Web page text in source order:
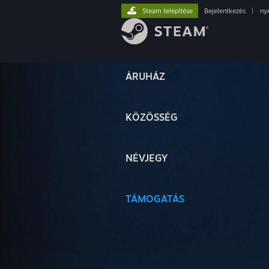
ÁRUHÁZ
KÖZÖSSÉG
NÉVJEGY
TÁMOGATÁS
Steam telepítése Bejelentkezés